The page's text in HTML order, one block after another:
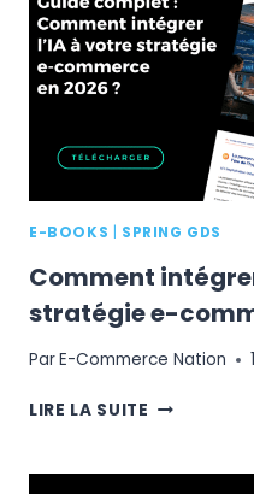
GRÂCE
À
UNE
TEMPS
E-BOOKS SPRING GDS
Comment
stratégie e-
ParE-Commerce Nation
LIRE LA SUITE COMMENT
À